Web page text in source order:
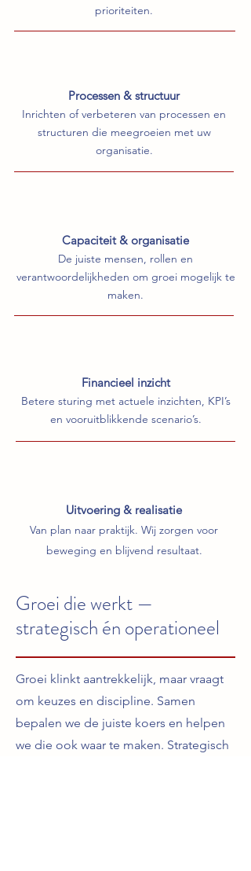
prioriteiten.
Processen & structuur
Inrichten of verbeteren van processen en
structuren die meegroeien met uw
organisatie.
Capaciteit & organisatie
De juiste mensen, rollen en
verantwoordelijkheden om groei mogelijk te
maken.
Financieel inzicht
Betere sturing met actuele inzichten, KPI’s
en vooruitblikkende scenario’s.
Uitvoering & realisatie
Van plan naar praktijk. Wij zorgen voor
beweging en blijvend resultaat.
Groei die werkt —
strategisch én operationeel
Groei klinkt aantrekkelijk, maar vraagt
om keuzes en discipline. Samen
bepalen we de juiste koers en helpen
we die ook waar te maken. Strategisch